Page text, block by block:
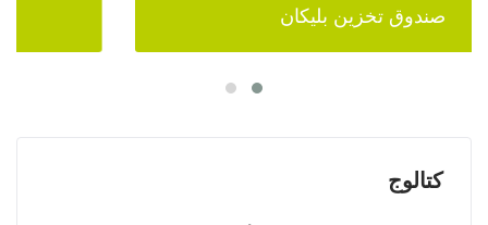
صندوق تخزين بليكان
كتالوج